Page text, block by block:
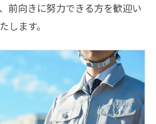
前向きに努力できる方を歓迎い
たします。